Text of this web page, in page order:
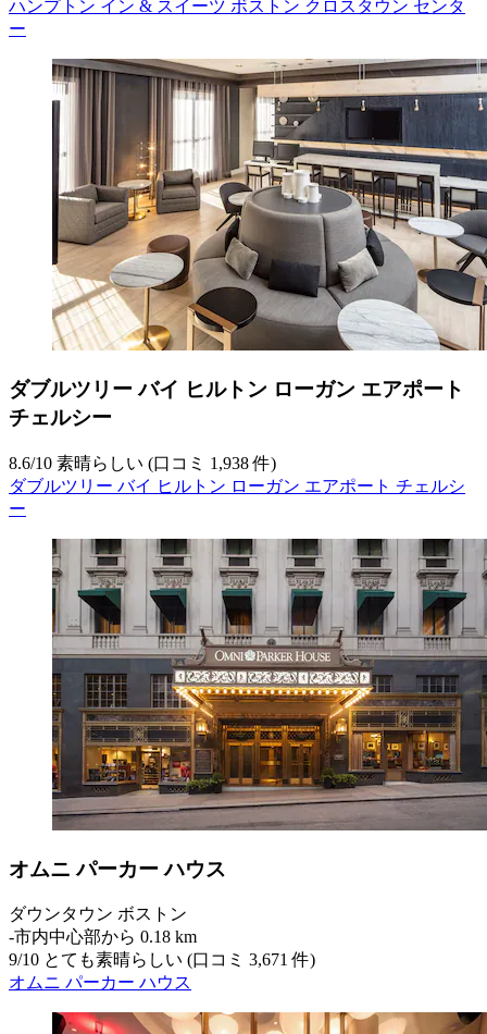
ハンプトン イン & スイーツ ボストン クロスタウン センタ
ー
ダブルツリー バイ ヒルトン ローガン エアポート
チェルシー
8.6/10 素晴らしい (口コミ 1,938 件)
ダブルツリー バイ ヒルトン ローガン エアポート チェルシ
ー
オムニ パーカー ハウス
ダウンタウン ボストン
‐市内中心部から 0.18 km
9/10 とても素晴らしい (口コミ 3,671 件)
オムニ パーカー ハウス